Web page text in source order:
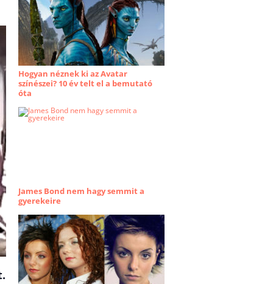
Hogyan néznek ki az Avatar
színészei? 10 év telt el a bemutató
óta
James Bond nem hagy semmit a
gyerekeire